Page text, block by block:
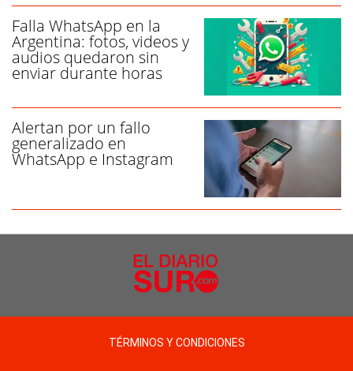
Falla WhatsApp en la
Argentina: fotos, videos y
audios quedaron sin
enviar durante horas
Alertan por un fallo
generalizado en
WhatsApp e Instagram
TÉRMINOS Y CONDICIONES